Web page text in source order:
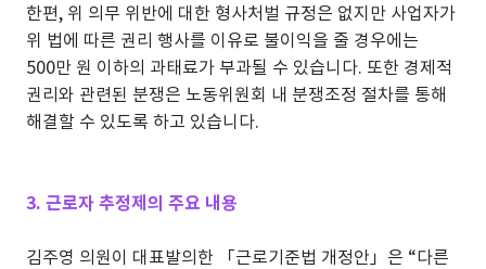
한편, 위 의무 위반에 대한 형사처벌 규정은 없지만 사업자가
위 법에 따른 권리 행사를 이유로 불이익을 줄 경우에는
500만 원 이하의 과태료가 부과될 수 있습니다. 또한 경제적
권리와 관련된 분쟁은 노동위원회 내 분쟁조정 절차를 통해
해결할 수 있도록 하고 있습니다.
3. 근로자 추정제의 주요 내용
김주영 의원이 대표발의한 「근로기준법 개정안」은 “다른